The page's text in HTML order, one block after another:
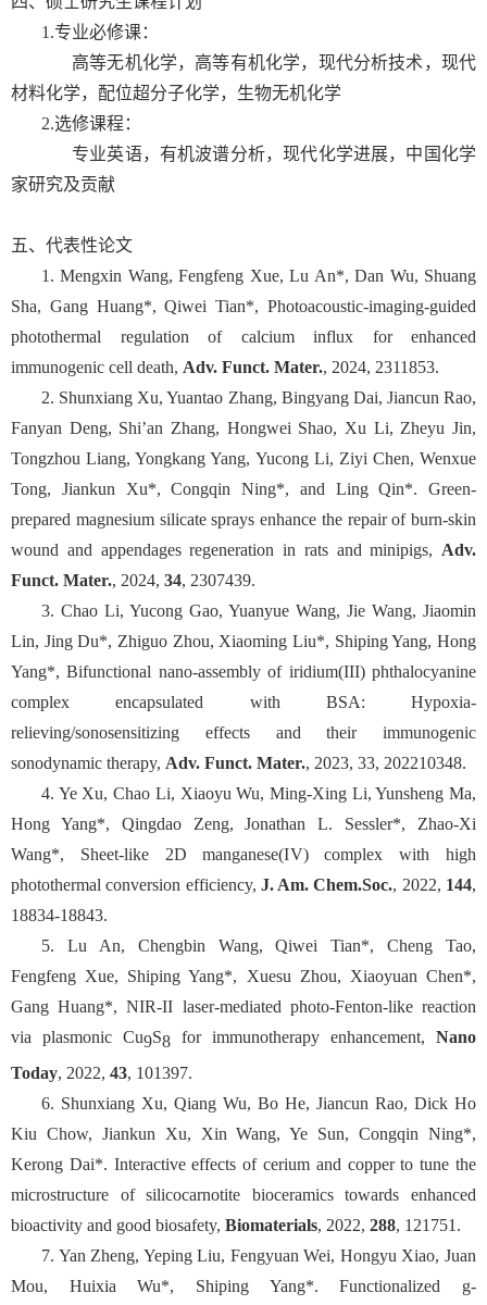
1.专业必修课：
高等无机化学，高等有机化学，现代分析技术，现代
材料化学，配位超分子化学，生物无机化学
2.选修课程：
专业英语，有机波谱分析，现代化学进展，中国化学
家研究及贡献
五、代表性论文
1. Mengxin Wang, Fengfeng Xue, Lu An*, Dan Wu, Shuang
Sha, Gang Huang*, Qiwei Tian*, Photoacoustic-imaging-guided
photothermal regulation of calcium influx for enhanced
immunogenic cell death, Adv. Funct. Mater., 2024, 2311853.
2. Shunxiang Xu, Yuantao Zhang, Bingyang Dai, Jiancun Rao,
Fanyan Deng, Shi’an Zhang, Hongwei Shao, Xu Li, Zheyu Jin,
Tongzhou Liang, Yongkang Yang, Yucong Li, Ziyi Chen, Wenxue
Tong, Jiankun Xu*, Congqin Ning*, and Ling Qin*. Green-
prepared magnesium silicate sprays enhance the repair of burn-skin
wound and appendages regeneration in rats and minipigs, Adv.
Funct. Mater., 2024, 34, 2307439.
3. Chao Li, Yucong Gao, Yuanyue Wang, Jie Wang, Jiaomin
Lin, Jing Du*, Zhiguo Zhou, Xiaoming Liu*, Shiping Yang, Hong
Yang*, Bifunctional nano-assembly of iridium(III) phthalocyanine
complex encapsulated with BSA: Hypoxia-
relieving/sonosensitizing effects and their immunogenic
sonodynamic therapy, Adv. Funct. Mater., 2023, 33, 202210348.
4. Ye Xu, Chao Li, Xiaoyu Wu, Ming-Xing Li, Yunsheng Ma,
Hong Yang*, Qingdao Zeng, Jonathan L. Sessler*, Zhao-Xi
Wang*, Sheet-like 2D manganese(IV) complex with high
photothermal conversion efficiency, J. Am. Chem.Soc., 2022, 144,
18834-18843.
5. Lu An, Chengbin Wang, Qiwei Tian*, Cheng Tao,
Fengfeng Xue, Shiping Yang*, Xuesu Zhou, Xiaoyuan Chen*,
Gang Huang*, NIR-II laser-mediated photo-Fenton-like reaction
via plasmonic Cu9S8 for immunotherapy enhancement, Nano
Today, 2022, 43, 101397.
6. Shunxiang Xu, Qiang Wu, Bo He, Jiancun Rao, Dick Ho
Kiu Chow, Jiankun Xu, Xin Wang, Ye Sun, Congqin Ning*,
Kerong Dai*. Interactive effects of cerium and copper to tune the
microstructure of silicocarnotite bioceramics towards enhanced
bioactivity and good biosafety, Biomaterials, 2022, 288, 121751.
7. Yan Zheng, Yeping Liu, Fengyuan Wei, Hongyu Xiao, Juan
Mou, Huixia Wu*, Shiping Yang*. Functionalized g-